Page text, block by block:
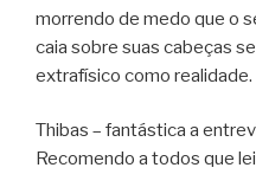
morrendo de medo que o
caia sobre suas cabeças
extrafísico como realidade.
Thibas – fantástica a
Recomendo a todos que